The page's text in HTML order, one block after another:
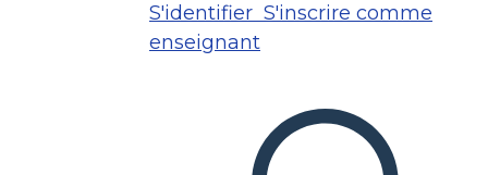
S'identifier S'inscrire comme
enseignant